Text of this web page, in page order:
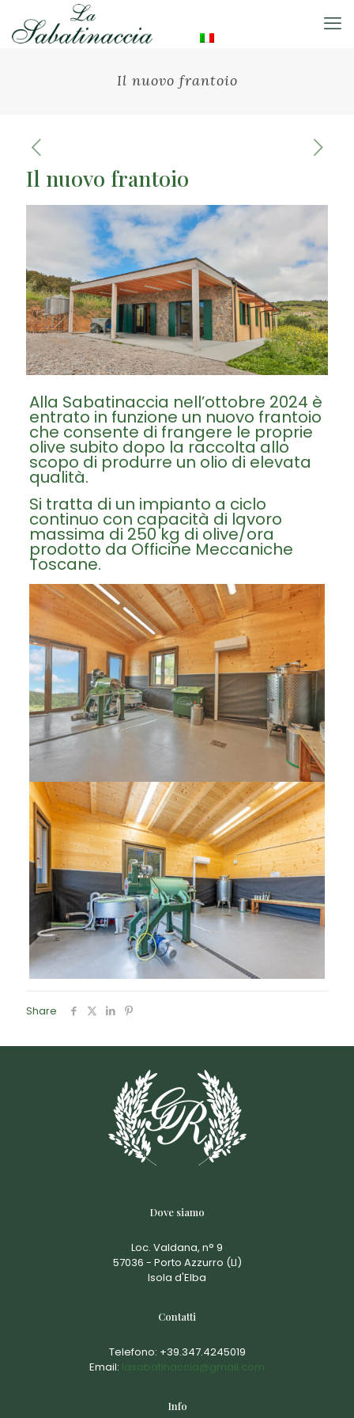
Il nuovo frantoio
Il nuovo frantoio
Alla Sabatinaccia nell’ottobre 2024 è
entrato in funzione un nuovo frantoio
che consente di frangere le proprie
olive subito dopo la raccolta allo
scopo di produrre un olio di elevata
qualità.
Si tratta di un impianto a ciclo
continuo con capacità di lavoro
massima di 250 kg di olive/ora
prodotto da Officine Meccaniche
Toscane.
Share
Dove siamo
Loc. Valdana, n° 9
57036 - Porto Azzurro (LI)
Isola d'Elba
Contatti
Telefono: +39.347.4245019
Email: lasabatinaccia@gmail.com
Info